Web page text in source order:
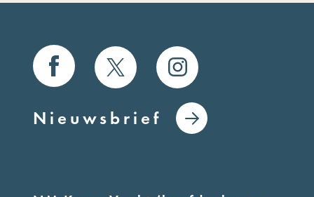
Nieuwsbrief